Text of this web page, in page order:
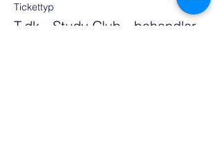
Tickettyp
T.dk - Study Club - behandler